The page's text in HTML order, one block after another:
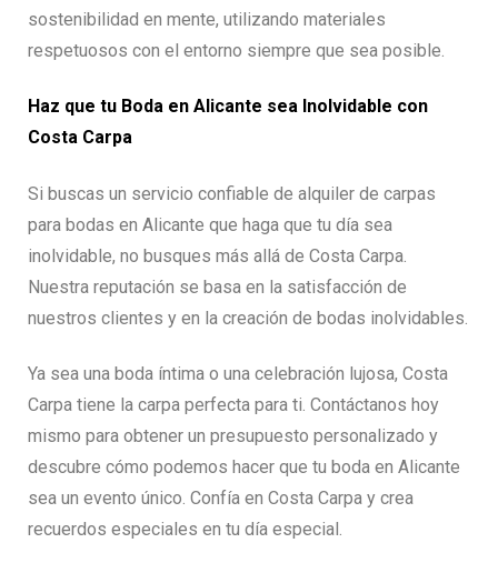
sostenibilidad en mente, utilizando materiales
respetuosos con el entorno siempre que sea posible.
Haz que tu Boda en Alicante sea Inolvidable con
Costa Carpa
Si buscas un servicio confiable de alquiler de carpas
para bodas en Alicante que haga que tu día sea
inolvidable, no busques más allá de Costa Carpa.
Nuestra reputación se basa en la satisfacción de
nuestros clientes y en la creación de bodas inolvidables.
Ya sea una boda íntima o una celebración lujosa, Costa
Carpa tiene la carpa perfecta para ti. Contáctanos hoy
mismo para obtener un presupuesto personalizado y
descubre cómo podemos hacer que tu boda en Alicante
sea un evento único. Confía en Costa Carpa y crea
recuerdos especiales en tu día especial.